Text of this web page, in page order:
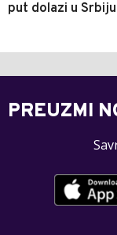
put dolazi u Srbiju
PREUZMI